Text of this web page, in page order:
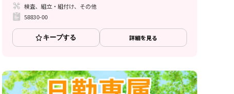
検査、組立・組付け、その他
58830-00
キープする 詳細を見る